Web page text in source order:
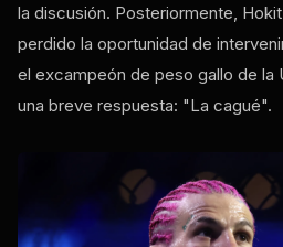
la discusión. Posteriormente,
perdido la oportunidad de
el excampeón de peso gallo de la
una breve respuesta: "La cagué".